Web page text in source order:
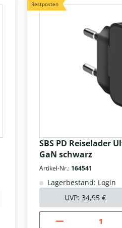
Restposten
SBS PD Reiselader
GaN schwarz
Artikel-Nr.: 164541
Lagerbestand: Login
UVP: 34,95 €